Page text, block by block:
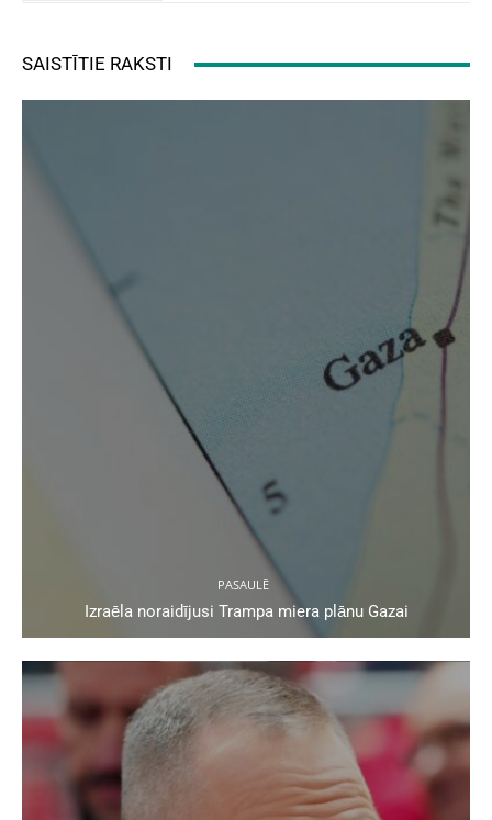
SAISTĪTIE RAKSTI
PASAULĒ
Izraēla noraidījusi Trampa miera plānu Gazai